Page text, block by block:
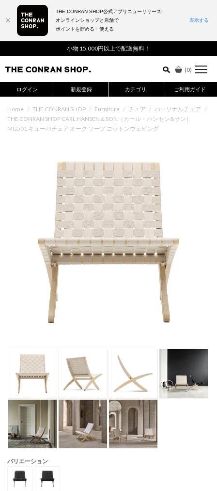
小物 15,000円以上で配送無料！
(0)
ログイン 新規登録 カテゴリ ご利用ガイド
詳細検索はこちら
Home / THE CONRAN SHOP / Furniture / チェア / パーソナルチェア /
THE CONRAN SHOP CARL HANSEN＆SON（カール・ハンセン&サン）
MG501 キューバチェア オーク ソープ コットンウェビング
バリエーション
THE CONRAN SHOP公式アプリニューリリース
オンラインショップと店舗で
ポイントを貯める・使える
表示する